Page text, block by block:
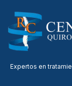
Expertos en